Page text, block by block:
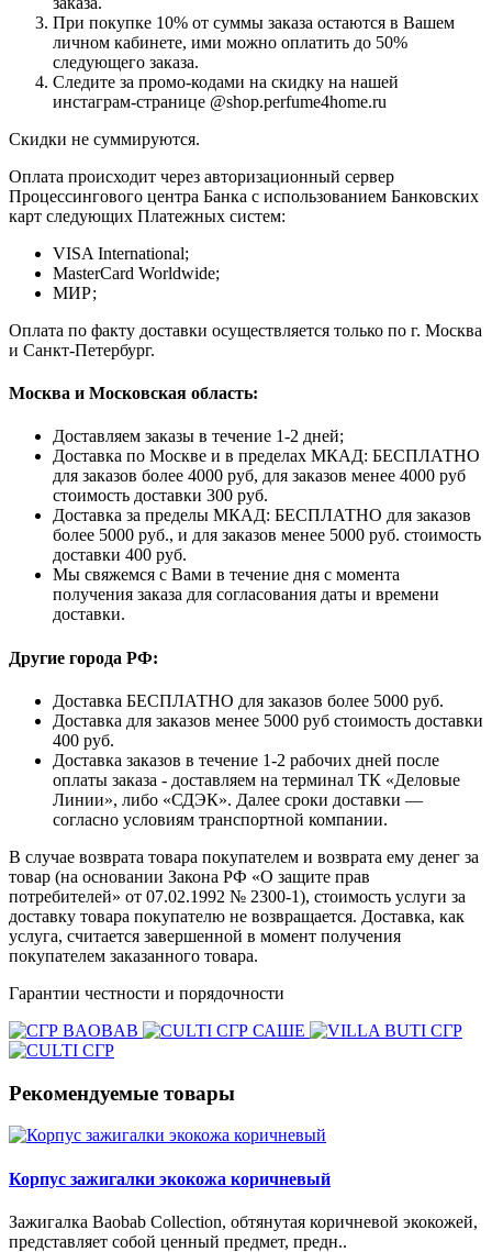
При покупке 10% от суммы заказа остаются в Вашем
личном кабинете, ими можно оплатить до 50%
следующего заказа.
Следите за промо-кодами на скидку на нашей
инстаграм-странице @shop.perfume4home.ru
Скидки не суммируются.
Оплата происходит через авторизационный сервер
Процессингового центра Банка с использованием Банковских
карт следующих Платежных систем:
VISA International;
MasterCard Worldwide;
МИР;
Оплата по факту доставки осуществляется только по г. Москва
и Санкт-Петербург.
Москва и Московская область:
Доставляем заказы в течение 1-2 дней;
Доставка по Москве и в пределах МКАД: БЕСПЛАТНО
для заказов более 4000 руб, для заказов менее 4000 руб
стоимость доставки 300 руб.
Доставка за пределы МКАД: БЕСПЛАТНО для заказов
более 5000 руб., и для заказов менее 5000 руб. стоимость
доставки 400 руб.
Мы свяжемся с Вами в течение дня с момента
получения заказа для согласования даты и времени
доставки.
Другие города РФ:
Доставка БЕСПЛАТНО для заказов более 5000 руб.
Доставка для заказов менее 5000 руб стоимость доставки
400 руб.
Доставка заказов в течение 1-2 рабочих дней после
оплаты заказа - доставляем на терминал ТК «Деловые
Линии», либо «СДЭК». Далее сроки доставки —
согласно условиям транспортной компании.
В случае возврата товара покупателем и возврата ему денег за
товар (на основании Закона РФ «О защите прав
потребителей» от 07.02.1992 № 2300-1), стоимость услуги за
доставку товара покупателю не возвращается. Доставка, как
услуга, считается завершенной в момент получения
покупателем заказанного товара.
Гарантии честности и порядочности
Рекомендуемые товары
Корпус зажигалки экокожа коричневый
Зажигалка Baobab Collection, обтянутая коричневой экокожей,
представляет собой ценный предмет, предн..